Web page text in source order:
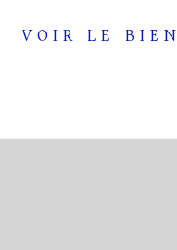
VOIR LE BIEN